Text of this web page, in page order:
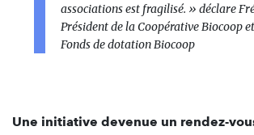
associations est fragilisé. » déclare
Président de la Coopérative Biocoop
Fonds de dotation Biocoop
Une initiative devenue un rendez-